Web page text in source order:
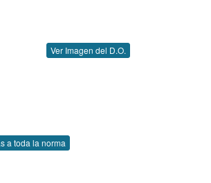
Ver Imagen del D.O.
a toda la norma